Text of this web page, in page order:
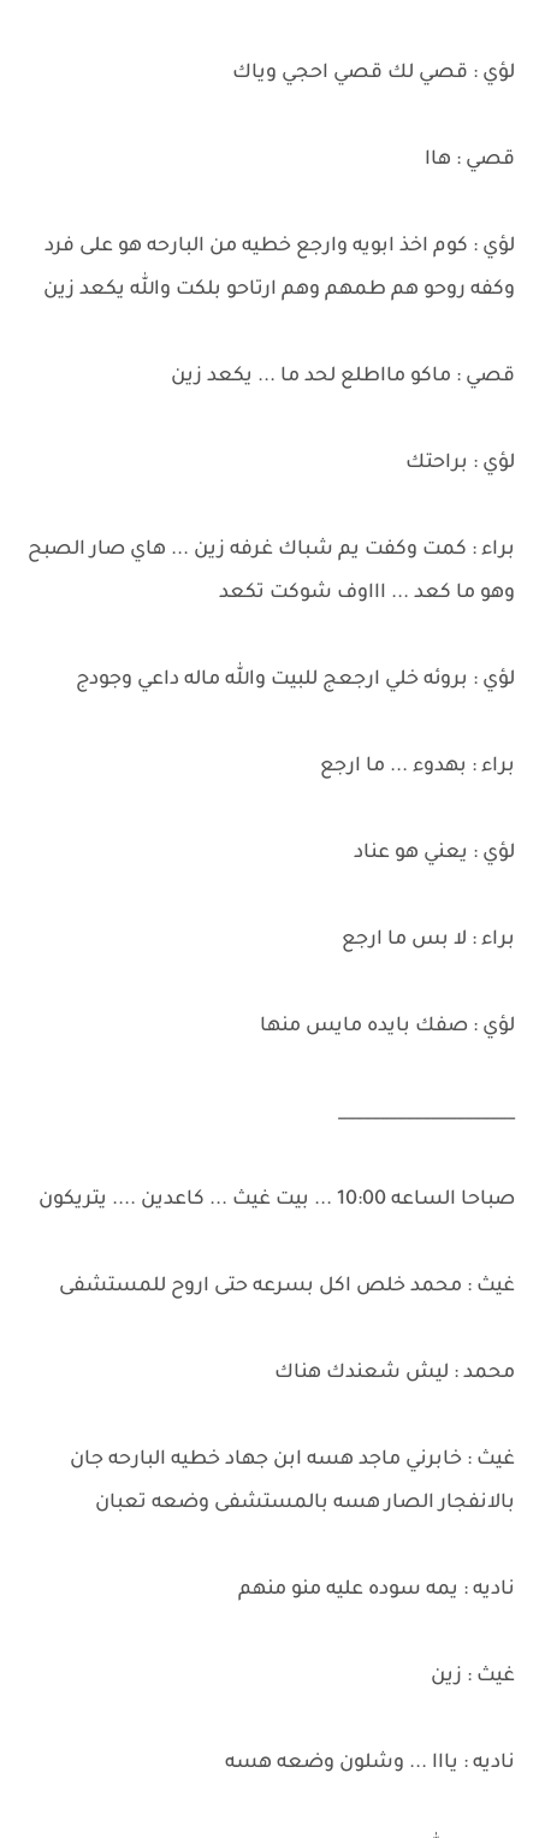
لؤي : قصي لك قصي احجي وياك
قصي : هاا
لؤي : كوم اخذ ابويه وارجع خطيه من البارحه هو على فرد
وكفه روحو هم طمهم وهم ارتاحو بلكت والله يكعد زين
قصي : ماكو مااطلع لحد ما ... يكعد زين
لؤي : براحتك
براء : كمت وكفت يم شباك غرفه زين ... هاي صار الصبح
وهو ما كعد ... اااوف شوكت تكعد
لؤي : بروئه خلي ارجعج للبيت والله ماله داعي وجودج
براء : بهدوء ... ما ارجع
لؤي : يعني هو عناد
براء : لا بس ما ارجع
لؤي : صفك بايده مايس منها
_____________________
صباحا الساعه 10:00 ... بيت غيث ... كاعدين .... يتريكون
غيث : محمد خلص اكل بسرعه حتى اروح للمستشفى
محمد : ليش شعندك هناك
غيث : خابرني ماجد هسه ابن جهاد خطيه البارحه جان
بالانفجار الصار هسه بالمستشفى وضعه تعبان
ناديه : يمه سوده عليه منو منهم
غيث : زين
ناديه : يااا ... وشلون وضعه هسه